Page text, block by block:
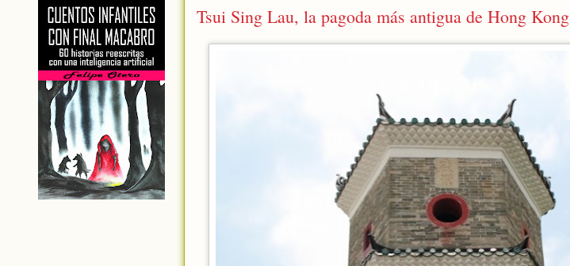
Tsui Sing Lau, la pagoda más antigua de Hong Kong